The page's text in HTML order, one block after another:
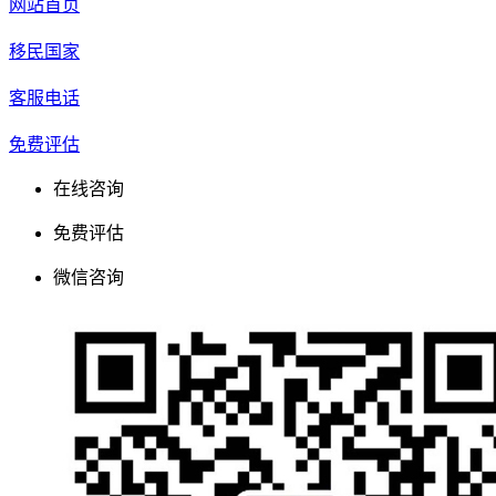
网站首页
移民国家
客服电话
免费评估
在线咨询
免费评估
微信咨询